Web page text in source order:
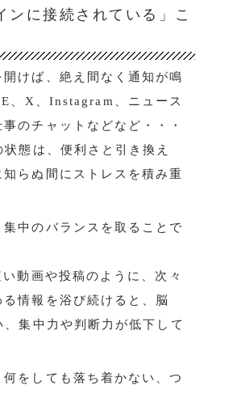
ンに接続されている」こ
けば、絶え間なく通知が鳴
、X、Instagram、ニュース
のチャットなどなど・・・
態は、便利さと引き換え
らぬ間にストレスを積み重
中のバランスを取ることで
動画や投稿のように、次々
情報を浴び続けると、脳
、集中力や判断力が低下して
をしても落ち着かない、つ